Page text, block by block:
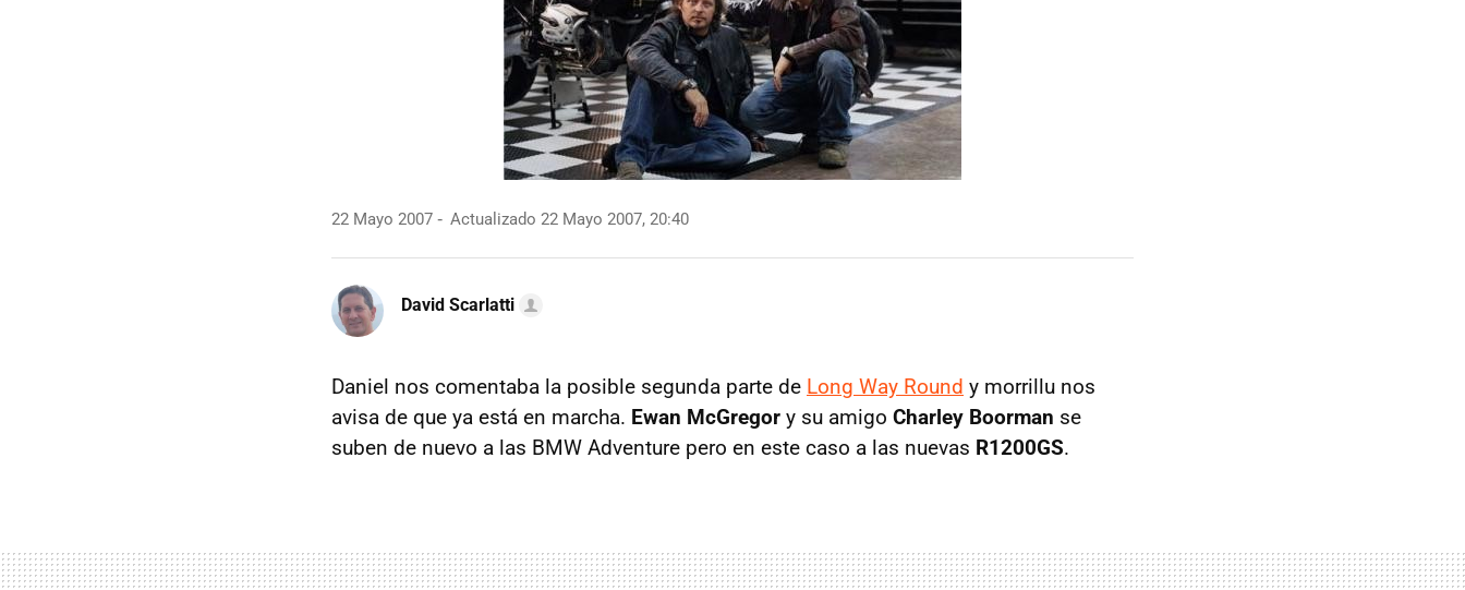
22 Mayo 2007 Actualizado 22 Mayo 2007, 20:40
David Scarlatti
Daniel nos comentaba la posible segunda parte de Long Way Round y morrillu nos
avisa de que ya está en marcha. Ewan McGregor y su amigo Charley Boorman se
suben de nuevo a las BMW Adventure pero en este caso a las nuevas R1200GS.